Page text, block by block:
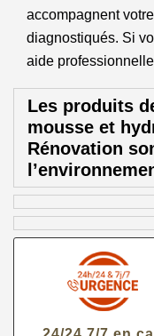
accompagnent
diagnostiqués. Si
aide
Les produits
mousse et
Rénovation